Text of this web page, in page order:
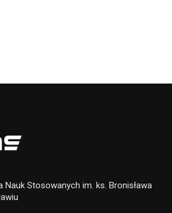
Nauk Stosowanych im. ks. Bronisława